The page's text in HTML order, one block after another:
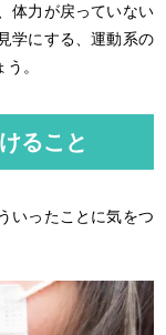
体力が戻っていない
学にする、運動系の
。
ること
いったことに気をつ